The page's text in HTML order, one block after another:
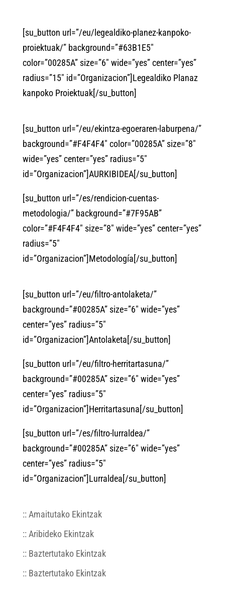
[su_button url=”/eu/legealdiko-planez-kanpoko-
proiektuak/” background=”#63B1E5″
color=”00285A” size=”6″ wide=”yes” center=”yes”
radius=”15″ id=”Organizacion”]Legealdiko Planaz
kanpoko Proiektuak[/su_button]
[su_button url=”/eu/ekintza-egoeraren-laburpena/”
background=”#F4F4F4″ color=”00285A” size=”8″
wide=”yes” center=”yes” radius=”5″
id=”Organizacion”]AURKIBIDEA[/su_button]
[su_button url=”/es/rendicion-cuentas-
metodologia/” background=”#7F95AB”
color=”#F4F4F4″ size=”8″ wide=”yes” center=”yes”
radius=”5″
id=”Organizacion”]Metodología[/su_button]
[su_button url=”/eu/filtro-antolaketa/”
background=”#00285A” size=”6″ wide=”yes”
center=”yes” radius=”5″
id=”Organizacion”]Antolaketa[/su_button]
[su_button url=”/eu/filtro-herritartasuna/”
background=”#00285A” size=”6″ wide=”yes”
center=”yes” radius=”5″
id=”Organizacion”]Herritartasuna[/su_button]
[su_button url=”/es/filtro-lurraldea/”
background=”#00285A” size=”6″ wide=”yes”
center=”yes” radius=”5″
id=”Organizacion”]Lurraldea[/su_button]
:: Amaitutako Ekintzak
:: Aribideko Ekintzak
:: Baztertutako Ekintzak
:: Baztertutako Ekintzak